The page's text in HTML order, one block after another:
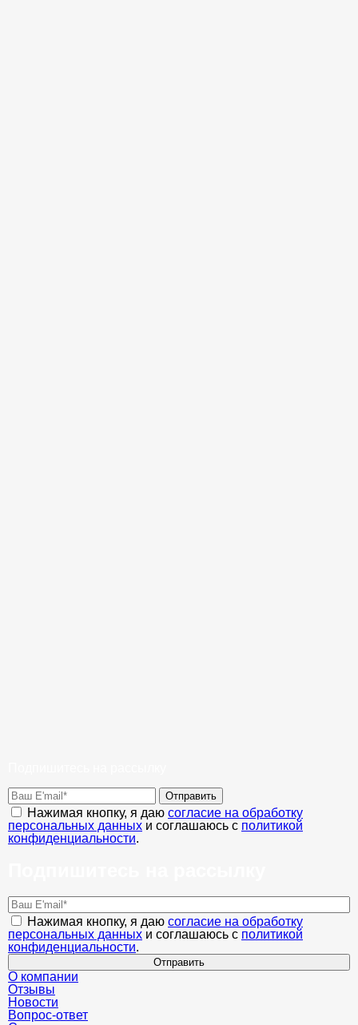
Отправить
Нажимая кнопку, я даю согласие на обработку
персональных данных и соглашаюсь с политикой
конфиденциальности.
Нажимая кнопку, я даю согласие на обработку
персональных данных и соглашаюсь с политикой
конфиденциальности.
Отправить
О компании
Отзывы
Новости
Вопрос-ответ